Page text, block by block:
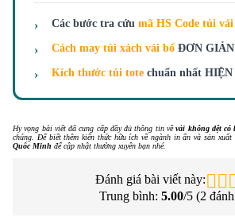
Các bước tra cứu mã HS Code túi vải
Cách may túi xách vải bố ĐƠN GIẢN
Kích thước túi tote chuẩn nhất HIỆN
Hy vọng bài viết đã cung cấp đầy đủ thông tin vềvải không dệt có
chúng. Để biết thêm kiến thức hữu ích về ngành in ấn và sản
Quốc Minh để cập nhật thường xuyên bạn nhé.
Đánh giá bài viết này:
Trung bình: 5.00/5 (2